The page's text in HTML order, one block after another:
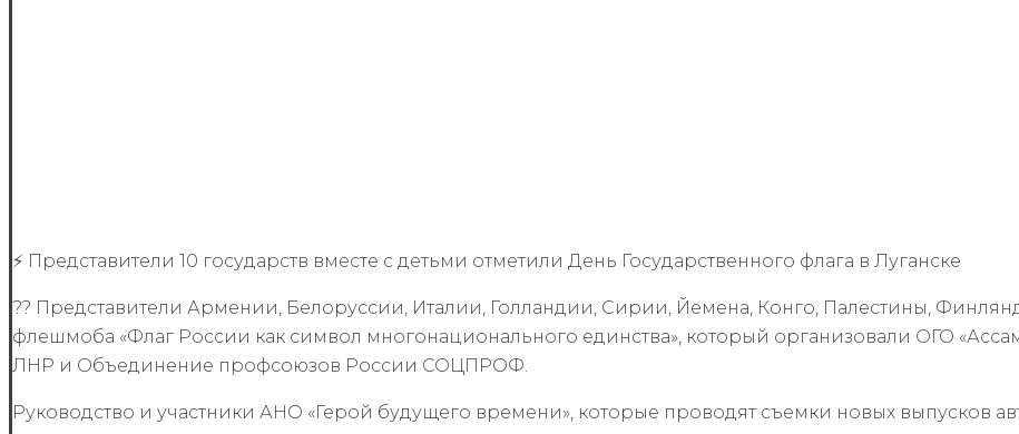
⚡️ Представители 10 государств вместе с детьми отметили День Государственного флага в Луганске
?? Представители Армении, Белоруссии, Италии, Голландии, Сирии, Йемена, Конго, Палестины,
флешмоба «Флаг России как символ многонационального единства», который организовали ОГО
ЛНР и Объединение профсоюзов России СОЦПРОФ.
Руководство и участники АНО «Герой будущего времени», которые проводят съемки новых выпусков